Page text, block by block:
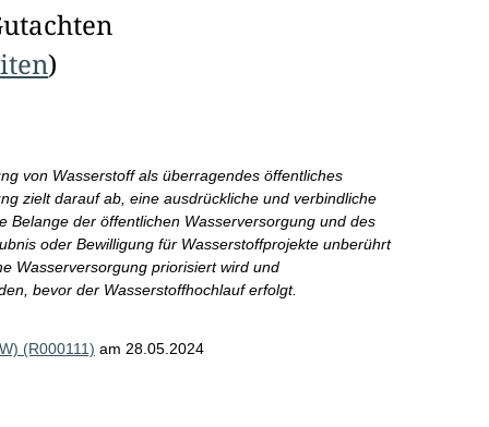
)
von Wasserstoff als überragendes öffentliches
zielt darauf ab, eine ausdrückliche und verbindliche
Belange der öffentlichen Wasserversorgung und des
oder Bewilligung für Wasserstoffprojekte unberührt
Wasserversorgung priorisiert wird und
bevor der Wasserstoffhochlauf erfolgt.
(R000111) am 28.05.2024